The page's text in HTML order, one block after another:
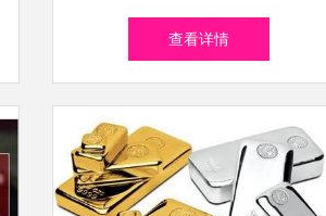
城医药股票12.75万股，占公
查看详情